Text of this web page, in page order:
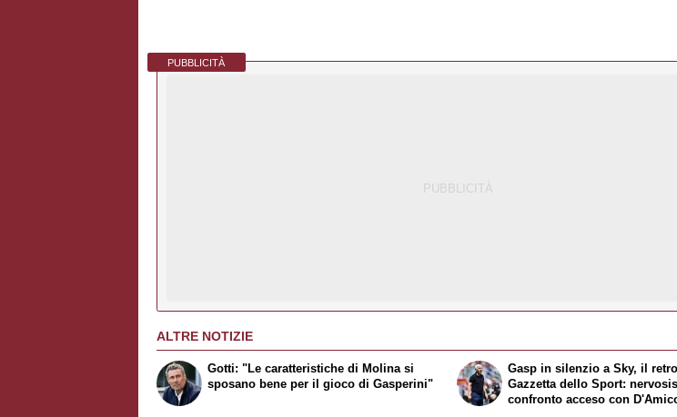
PUBBLICITÀ
ALTRE NOTIZIE
Gotti: "Le caratteristiche di Molina si
sposano bene per il gioco di Gasperini"
Gasp in silenzio a Sky, il
Gazzetta dello Sport:
confronto acceso con